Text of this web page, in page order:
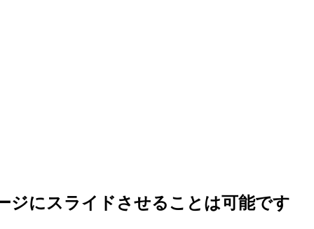
ジにスライドさせることは可能です